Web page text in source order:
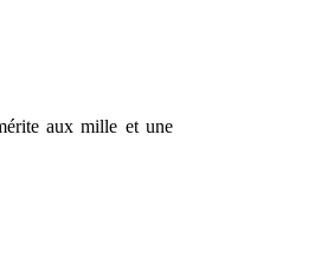
aux mille et une